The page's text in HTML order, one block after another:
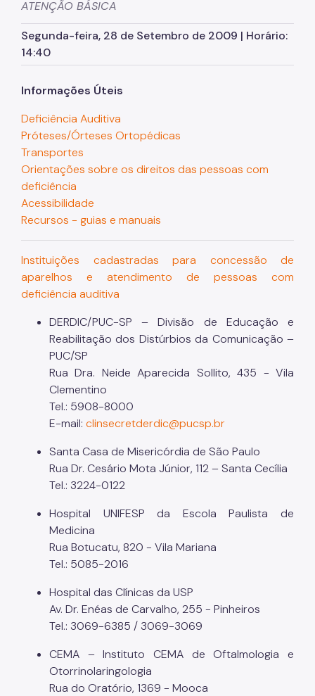
Criança e adolescente
Cuidados Paliativos
Doenças Raras
eMulti - Equipe Multiprofissional na APS
Homem
Indígena
LGBTIA+
Migrantes
Núcleo de Vigilância em saúde das UBS
PAVS/Saúde Ambiental
PICS/Saúde Integrativa
Pesquisas na Atenção Básica
Pessoa em Situação de Rua
Pessoa em Situação de Violência
População Negra
Programa Rotina Ativa SP
Saúde Bucal
Saúde Mental
Saúde Nutricional
Ouvidoria
ATENÇÃO BÁSICA
Segunda-feira, 28 de Setembro de 2009 | Horário:
14:40
Informações Úteis
Deficiência Auditiva
Próteses/Órteses Ortopédicas
Transportes
Orientações sobre os direitos das pessoas com
deficiência
Acessibilidade
Recursos - guias e manuais
Instituições cadastradas para concessão de
aparelhos e atendimento de pessoas com
deficiência auditiva
DERDIC/PUC-SP – Divisão de Educação e
Reabilitação dos Distúrbios da Comunicação –
PUC/SP
Rua Dra. Neide Aparecida Sollito, 435 - Vila
Clementino
Tel.: 5908-8000
E-mail: clinsecretderdic@pucsp.br
Santa Casa de Misericórdia de São Paulo
Rua Dr. Cesário Mota Júnior, 112 – Santa Cecília
Tel.: 3224-0122
Hospital UNIFESP da Escola Paulista de
Medicina
Rua Botucatu, 820 - Vila Mariana
Tel.: 5085-2016
Hospital das Clínicas da USP
Av. Dr. Enéas de Carvalho, 255 - Pinheiros
Tel.: 3069-6385 / 3069-3069
CEMA – Instituto CEMA de Oftalmologia e
Otorrinolaringologia
Rua do Oratório, 1369 - Mooca